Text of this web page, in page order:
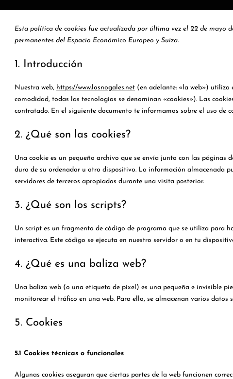
Esta política de cookies fue actualizada por última vez el 22 de mayo
permanentes del Espacio Económico Europeo y Suiza.
1. Introducción
Nuestra web, https://www.losnogales.net (en adelante: «la web») utiliza
comodidad, todas las tecnologías se denominan «cookies»). Las
contratado. En el siguiente documento te informamos sobre el uso de
2. ¿Qué son las cookies?
Una cookie es un pequeño archivo que se envía junto con las páginas
duro de su ordenador u otro dispositivo. La información almacenada
servidores de terceros apropiados durante una visita posterior.
3. ¿Qué son los scripts?
Un script es un fragmento de código de programa que se utiliza para
interactiva. Este código se ejecuta en nuestro servidor o en tu
4. ¿Qué es una baliza web?
Una baliza web (o una etiqueta de píxel) es una pequeña e invisible
monitorear el tráfico en una web. Para ello, se almacenan varios datos
5. Cookies
5.1 Cookies técnicas o funcionales
Algunas cookies aseguran que ciertas partes de la web funcionen